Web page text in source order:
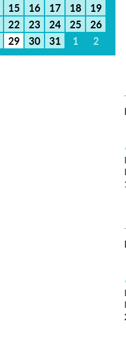
15 16 17 18
19
22 23 24 25
26
29 30 31 1 2